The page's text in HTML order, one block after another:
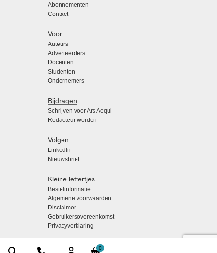
0
Abonnementen
Contact
Voor
Auteurs
Adverteerders
Docenten
Studenten
Ondernemers
Bijdragen
Schrijven voor Ars Aequi
Redacteur worden
Volgen
LinkedIn
Nieuwsbrief
Kleine lettertjes
Bestelinformatie
Algemene voorwaarden
Disclaimer
Gebruikersovereenkomst
Privacyverklaring